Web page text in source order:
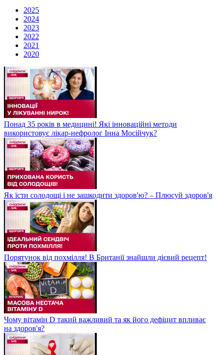
2025
2024
2023
2022
2021
2020
Понад 35 років в медицині! Які інноваційні методи
використовує лікар-нефролог Інна Мосійчук?
Як їсти солодощі і не зашкодити здоров'ю? – Плюсуй здоров'я
Порятунок від похмілля! В Британії знайшли дієвий рецепт!
Чому вітамін D такий важливий та як його дефіцит впливає
на здоров'я?